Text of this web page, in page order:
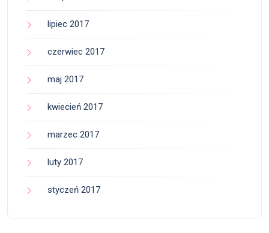
lipiec 2017
czerwiec 2017
maj 2017
kwiecień 2017
marzec 2017
luty 2017
styczeń 2017